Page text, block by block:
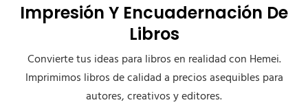
Impresión Y Encuadernación De
Libros
Convierte tus ideas para libros en realidad con Hemei.
Imprimimos libros de calidad a precios asequibles para
autores, creativos y editores.